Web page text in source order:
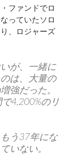
ファンドでロ
っていたソロ
、ロジャーズ
が、一緒に
は、大量の
強だった。
4,200%のリ
う37年にな
いない。